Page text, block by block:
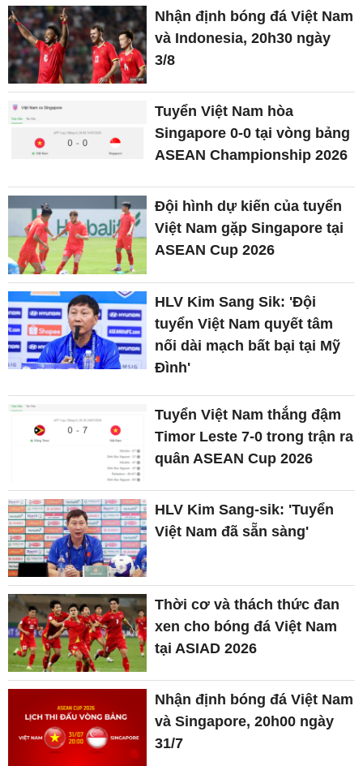
Nhận định bóng đá Việt Nam
và Indonesia, 20h30 ngày
3/8
Tuyển Việt Nam hòa
Singapore 0-0 tại vòng bảng
ASEAN Championship 2026
Đội hình dự kiến của tuyển
Việt Nam gặp Singapore tại
ASEAN Cup 2026
HLV Kim Sang Sik: 'Đội
tuyển Việt Nam quyết tâm
nối dài mạch bất bại tại Mỹ
Đình'
Tuyển Việt Nam thắng đậm
Timor Leste 7-0 trong trận ra
quân ASEAN Cup 2026
HLV Kim Sang-sik: 'Tuyển
Việt Nam đã sẵn sàng'
Thời cơ và thách thức đan
xen cho bóng đá Việt Nam
tại ASIAD 2026
Nhận định bóng đá Việt Nam
và Singapore, 20h00 ngày
31/7